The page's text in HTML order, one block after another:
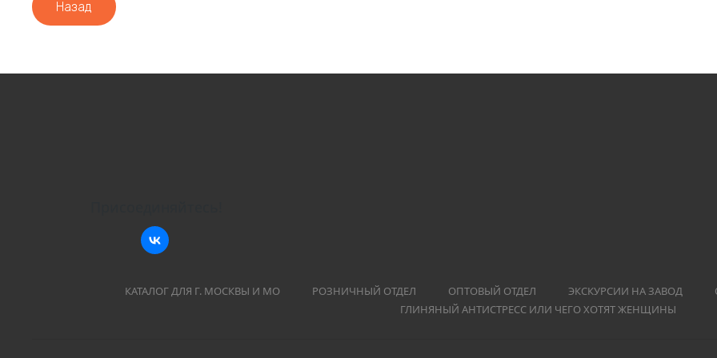
Назад
КАТАЛОГ ДЛЯ Г. МОСКВЫ И МО РОЗНИЧНЫЙ ОТДЕЛ ОПТОВЫЙ ОТДЕЛ ЭКСКУРСИИ НА ЗАВОД
ГЛИНЯНЫЙ АНТИСТРЕСС ИЛИ ЧЕГО ХОТЯТ ЖЕНЩИНЫ